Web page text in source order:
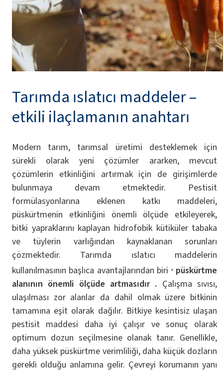
Tarımda ıslatıcı maddeler –
etkili ilaçlamanın anahtarı
Modern tarım, tarımsal üretimi desteklemek için
sürekli olarak yeni çözümler ararken, mevcut
çözümlerin etkinliğini artırmak için de girişimlerde
bulunmaya devam etmektedir. Pestisit
formülasyonlarına eklenen katkı maddeleri,
püskürtmenin etkinliğini önemli ölçüde etkileyerek,
bitki yapraklarını kaplayan hidrofobik kütiküler tabaka
ve tüylerin varlığından kaynaklanan sorunları
çözmektedir. Tarımda ıslatıcı maddelerin
kullanılmasının başlıca avantajlarından biri , püskürtme
alanının önemli ölçüde artmasıdır . Çalışma sıvısı,
ulaşılması zor alanlar da dahil olmak üzere bitkinin
tamamına eşit olarak dağılır. Bitkiye kesintisiz ulaşan
pestisit maddesi daha iyi çalışır ve sonuç olarak
optimum dozun seçilmesine olanak tanır. Genellikle,
daha yüksek püskürtme verimliliği, daha küçük dozların
gerekli olduğu anlamına gelir. Çevreyi korumanın yanı